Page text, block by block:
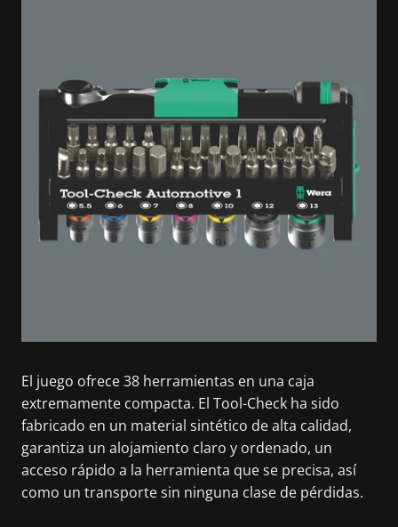
El juego ofrece 38 herramientas en una caja
extremamente compacta. El Tool-Check ha sido
fabricado en un material sintético de alta calidad,
garantiza un alojamiento claro y ordenado, un
acceso rápido a la herramienta que se precisa, así
como un transporte sin ninguna clase de pérdidas.